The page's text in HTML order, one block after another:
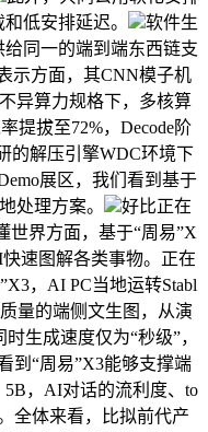
低安排延迟。
软件生
给同一的端到端东西链支
示方面，其CNN模子机
异算力规格下，多核算
提拔至72%，Decode阶
的解压引擎WDC环境下
展区，我们看到基于
处理方案。
好比正在
世界方面，基于“周易”X
速图解各类事物。正在
，AI PC当地运转Stabl
量的端侧文生图，从演
生成速度仅为“秒级”，
到“周易”X3能够支撑端
5B，AI对话的流利度、to
全体来看，比拟前代产